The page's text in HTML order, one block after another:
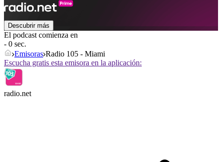
Descubrir más
El podcast comienza en
- 0 sec.
Emisoras Radio 105 - Miami
Escucha gratis esta emisora en la aplicación:
radio.net